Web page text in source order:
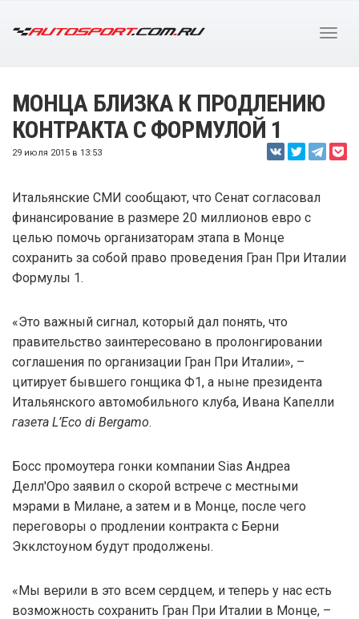
МОНЦА БЛИЗКА К ПРОДЛЕНИЮ
КОНТРАКТА С ФОРМУЛОЙ 1
29 июля 2015 в 13:53
Итальянские СМИ сообщают, что Сенат согласовал
финансирование в размере 20 миллионов евро с
целью помочь организаторам этапа в Монце
сохранить за собой право проведения Гран При Италии
Формулы 1.
«Это важный сигнал, который дал понять, что
правительство заинтересовано в пролонгировании
соглашения по организации Гран При Италии», –
цитирует бывшего гонщика Ф1, а ныне президента
Итальянского автомобильного клуба, Ивана Капелли
газета L’Eco di Bergamo.
Босс промоутера гонки компании Sias Андреа
Делл'Оро заявил о скорой встрече с местными
мэрами в Милане, а затем и в Монце, после чего
переговоры о продлении контракта с Берни
Экклстоуном будут продолжены.
«Мы верили в это всем сердцем, и теперь у нас есть
возможность сохранить Гран При Италии в Монце, –